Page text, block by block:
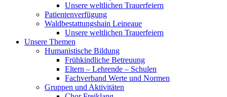
Unsere weltlichen Trauerfeiern
Patientenverfügung
Waldbestattungshain Leineaue
Unsere weltlichen Trauerfeiern
Unsere Themen
Humanistische Bildung
Frühkindliche Betreuung
Eltern – Lehrende – Schulen
Fachverband Werte und Normen
Gruppen und Aktivitäten